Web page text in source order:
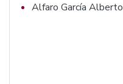
Alfaro García Alberto